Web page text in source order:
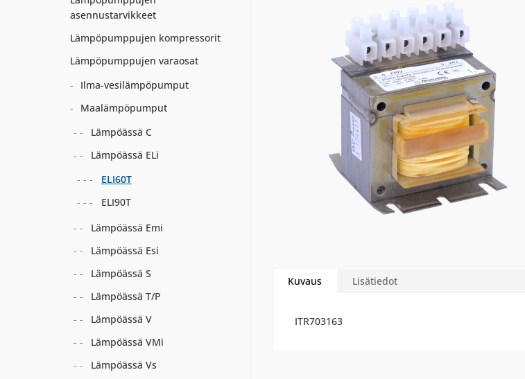
Kuvaus Lisätiedot
ITR703163
asennustarvikkeet
Lämpöpumppujen kompressorit
Lämpöpumppujen varaosat
Ilma-vesilämpöpumput
Maalämpöpumput
Lämpöässä C
Lämpöässä ELi
ELI60T
ELI90T
Lämpöässä Emi
Lämpöässä Esi
Lämpöässä S
Lämpöässä T/P
Lämpöässä V
Lämpöässä VMi
Lämpöässä Vs